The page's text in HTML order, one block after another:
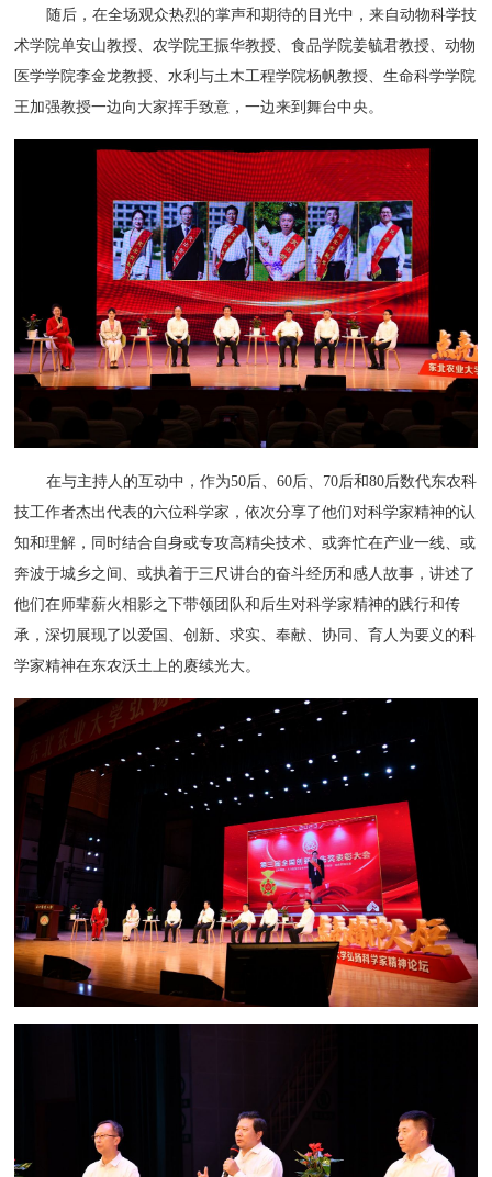
随后，在全场观众热烈的掌声和期待的目光中，来自动物科学技
术学院单安山教授、农学院王振华教授、食品学院姜毓君教授、动物
医学学院李金龙教授、水利与土木工程学院杨帆教授、生命科学学院
王加强教授一边向大家挥手致意，一边来到舞台中央。
在与主持人的互动中，作为50后、60后、70后和80后数代东农科
技工作者杰出代表的六位科学家，依次分享了他们对科学家精神的认
知和理解，同时结合自身或专攻高精尖技术、或奔忙在产业一线、或
奔波于城乡之间、或执着于三尺讲台的奋斗经历和感人故事，讲述了
他们在师辈薪火相影之下带领团队和后生对科学家精神的践行和传
承，深切展现了以爱国、创新、求实、奉献、协同、育人为要义的科
学家精神在东农沃土上的赓续光大。